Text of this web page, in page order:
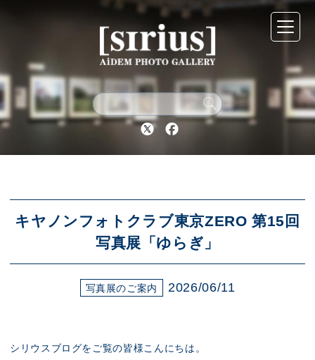
Twitter Facebook
キヤノンフォトクラブ東京ZERO 第15回
写真展「ゆらぎ」
写真展のご案内 2026/06/11
シリウスブログをご覧の皆様こんにちは。
シリウスについて
展示スケジュール
アクセス
ブログ